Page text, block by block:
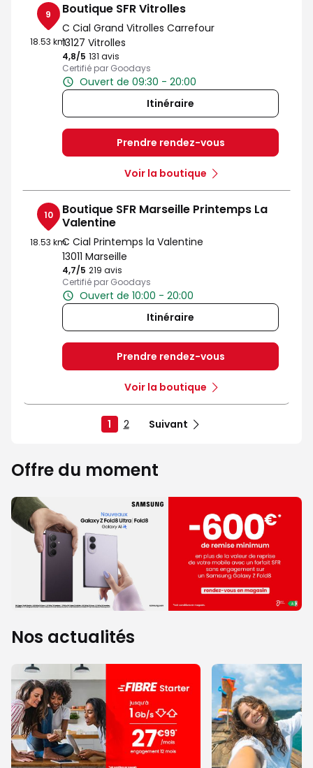
9
18.53 km
Boutique SFR Vitrolles
C Cial Grand Vitrolles Carrefour
13127 Vitrolles
4,8/5 Note de 4.8 sur 5
131 avis
Certifié par Goodays
Ouvert de 09:30 - 20:00
Itinéraire
Prendre rendez-vous
Voir la boutique
10
18.53 km
Boutique SFR Marseille Printemps La
Valentine
C Cial Printemps la Valentine
13011 Marseille
4,7/5 Note de 4.7 sur 5
219 avis
Certifié par Goodays
Ouvert de 10:00 - 20:00
Itinéraire
Prendre rendez-vous
Voir la boutique
1 2 Suivant
Offre du moment
Nos actualités